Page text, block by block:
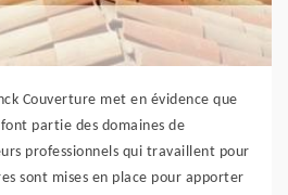
Couverture met en évidence que
partie des domaines de
professionnels qui travaillent pour
sont mises en place pour apporter